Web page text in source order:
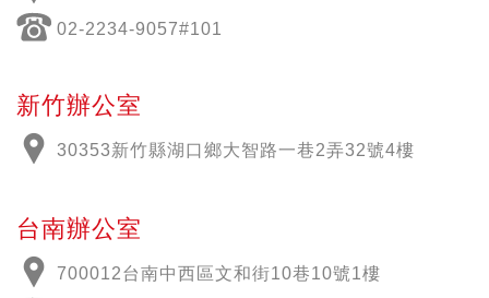
02-2234-9057#101
新竹辦公室
30353新竹縣湖口鄉大智路一巷2弄32號4樓
台南辦公室
700012台南中西區文和街10巷10號1樓